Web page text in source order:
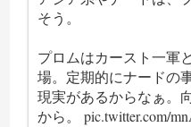
そう。
プロムはカースト一軍
場。定期的にナードの
現実があるからなぁ。
から。pic.twitter.com/